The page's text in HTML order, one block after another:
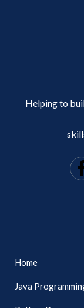
Helping to
Home
Java